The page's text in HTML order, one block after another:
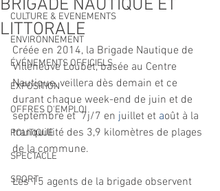
CULTURE & EVENEMENTS
ENVIRONNEMENT
ÉVÉNEMENTS OFFICIELS
EXPOSITION
OFFRES D'EMPLOI
POLITIQUE
SPECTACLE
SPORT
BRIGADE NAUTIQUE ET
LITTORALE
Créée en 2014, la Brigade Nautique de
Villeneuve Loubet, basée au Centre
Nautique, veillera dès demain et ce
durant chaque week-end de juin et de
septembre et  7j/7 en juillet et août à la
tranquillité des 3,9 kilomètres de plages
de la commune.
Les 15 agents de la brigade observent